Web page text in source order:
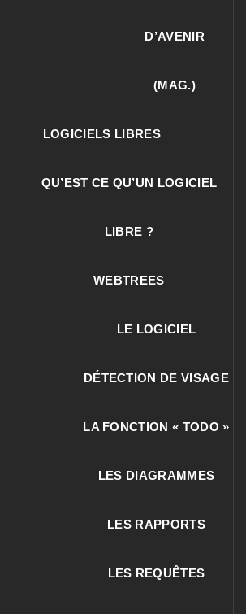
D’AVENIR
(MAG.)
LOGICIELS LIBRES
QU’EST CE QU’UN LOGICIEL
LIBRE ?
WEBTREES
LE LOGICIEL
DÉTECTION DE VISAGE
LA FONCTION « TODO »
LES DIAGRAMMES
LES RAPPORTS
LES REQUÊTES